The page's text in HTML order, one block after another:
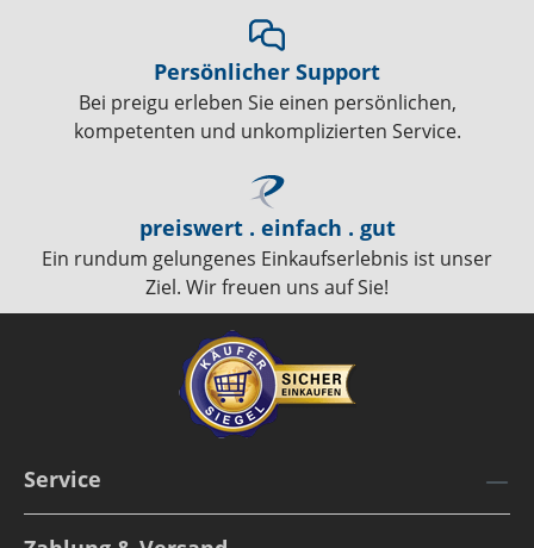
Persönlicher Support
Bei preigu erleben Sie einen persönlichen,
kompetenten und unkomplizierten Service.
preiswert . einfach . gut
Ein rundum gelungenes Einkaufserlebnis ist unser
Ziel. Wir freuen uns auf Sie!
Service